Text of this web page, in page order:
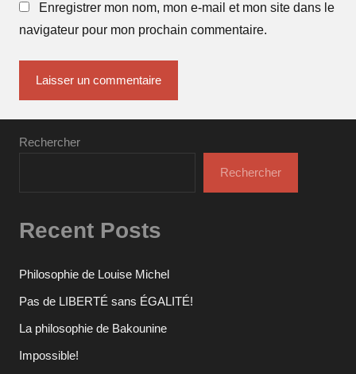
Enregistrer mon nom, mon e-mail et mon site dans le
navigateur pour mon prochain commentaire.
Rechercher
Rechercher
Recent Posts
Philosophie de Louise Michel
Pas de LIBERTÉ sans ÉGALITÉ!
La philosophie de Bakounine
Impossible!